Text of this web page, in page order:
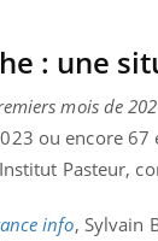
: une
mois de
ou encore 67
Pasteur,
info, Sylvain
arme contre
sévères